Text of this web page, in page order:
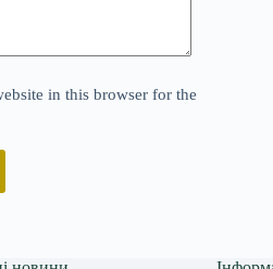
in this browser for the